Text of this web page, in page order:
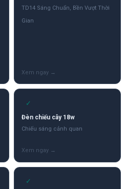
TD14 Sáng Chuẩn, Bền Vượt Thời
Gian
✓
Đèn chiếu cây 18w
Chiếu sáng cảnh quan
✓